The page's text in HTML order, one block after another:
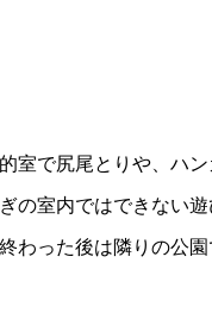
室で尻尾とりや、ハ
の室内ではできない
わった後は隣りの公